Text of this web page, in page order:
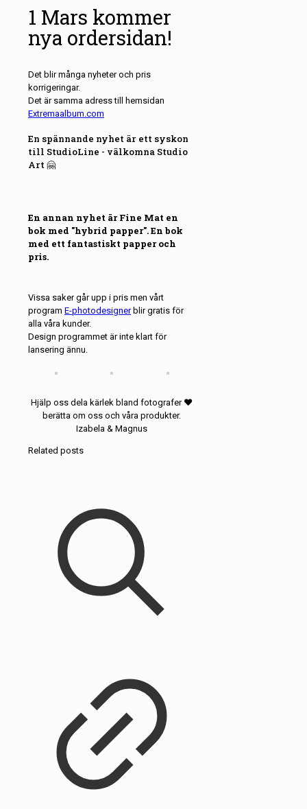
1 Mars kommer
nya ordersidan!
Det blir många nyheter och pris
korrigeringar.
Det är samma adress till hemsidan
Extremaalbum.com
En spännande nyhet är ett syskon
till StudioLine - välkomna Studio
Art 🤗
En annan nyhet är Fine Mat en
bok med "hybrid papper". En bok
med ett fantastiskt papper och
pris.
Vissa saker går upp i pris men vårt
program E-photodesignerblir gratis för
alla våra kunder.
Design programmet är inte klart för
lansering ännu.
Hjälp oss dela kärlek bland fotografer ❤️
berätta om oss och våra produkter.
Izabela & Magnus
Related posts